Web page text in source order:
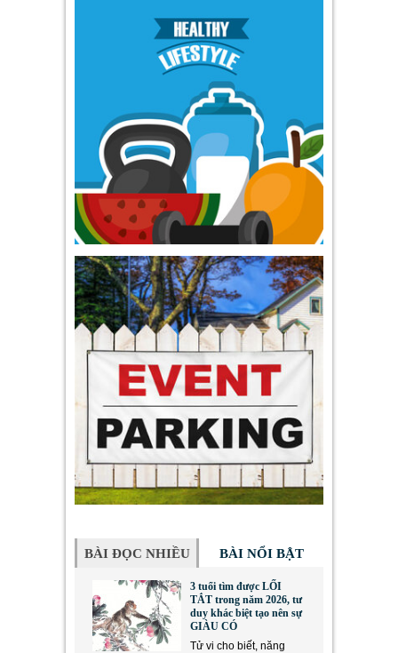
BÀI ĐỌC NHIỀU BÀI NỔI BẬT
3 tuổi tìm được LỐI
TẮT trong năm 2026, tư
duy khác biệt tạo nên sự
GIÀU CÓ
Tử vi cho biết, năng